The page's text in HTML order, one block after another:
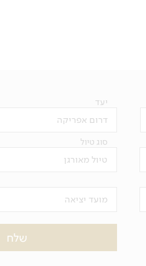
יעד
דרום אפריקה
סוג טיול
טיול מאורגן
מועד יציאה